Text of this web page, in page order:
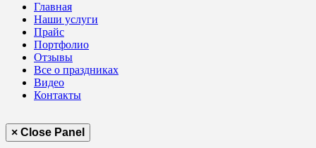
Главная
Наши услуги
Прайс
Портфолио
Отзывы
Все о праздниках
Видео
Контакты
× Close Panel